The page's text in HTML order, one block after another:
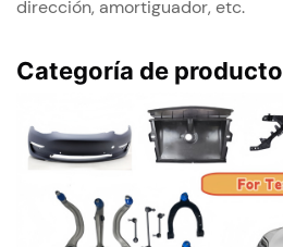
dirección, amortiguador, etc.
Categoría de producto